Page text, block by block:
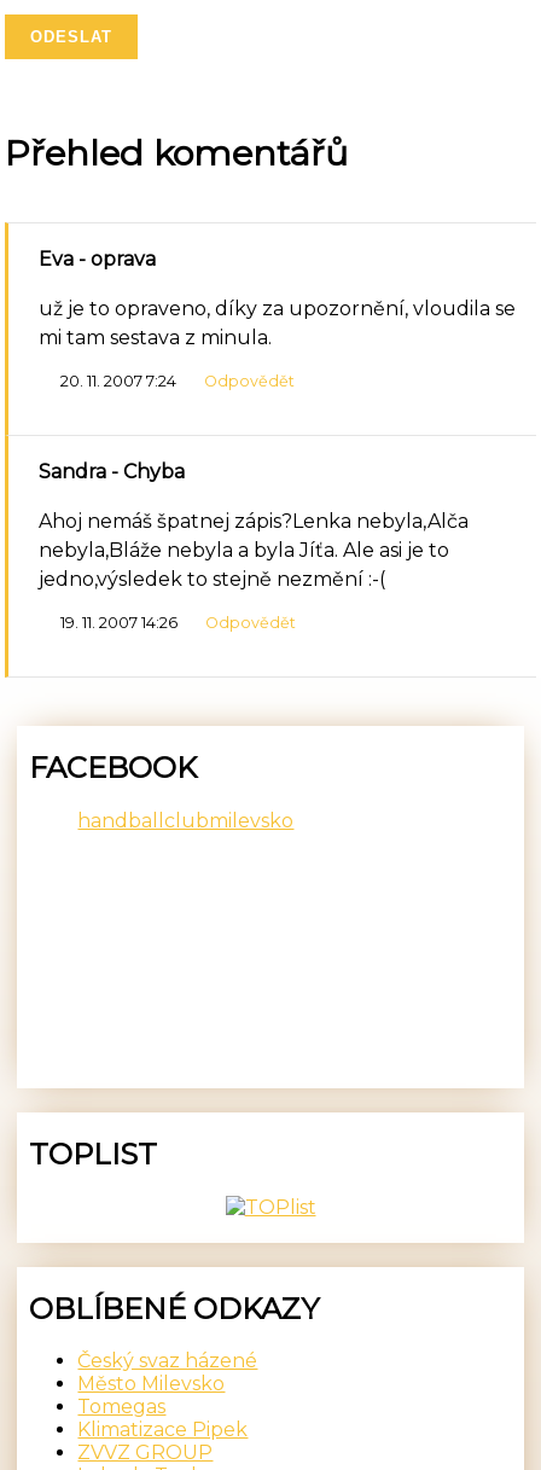
Přehled komentářů
Eva - oprava
už je to opraveno, díky za upozornění, vloudila se
mi tam sestava z minula.
20. 11. 2007 7:24 Odpovědět
Sandra - Chyba
Ahoj nemáš špatnej zápis?Lenka nebyla,Alča
nebyla,Bláže nebyla a byla Jíťa. Ale asi je to
jedno,výsledek to stejně nezmění :-(
19. 11. 2007 14:26 Odpovědět
FACEBOOK
handballclubmilevsko
TOPLIST
OBLÍBENÉ ODKAZY
Český svaz házené
Město Milevsko
Tomegas
Klimatizace Pipek
ZVVZ GROUP